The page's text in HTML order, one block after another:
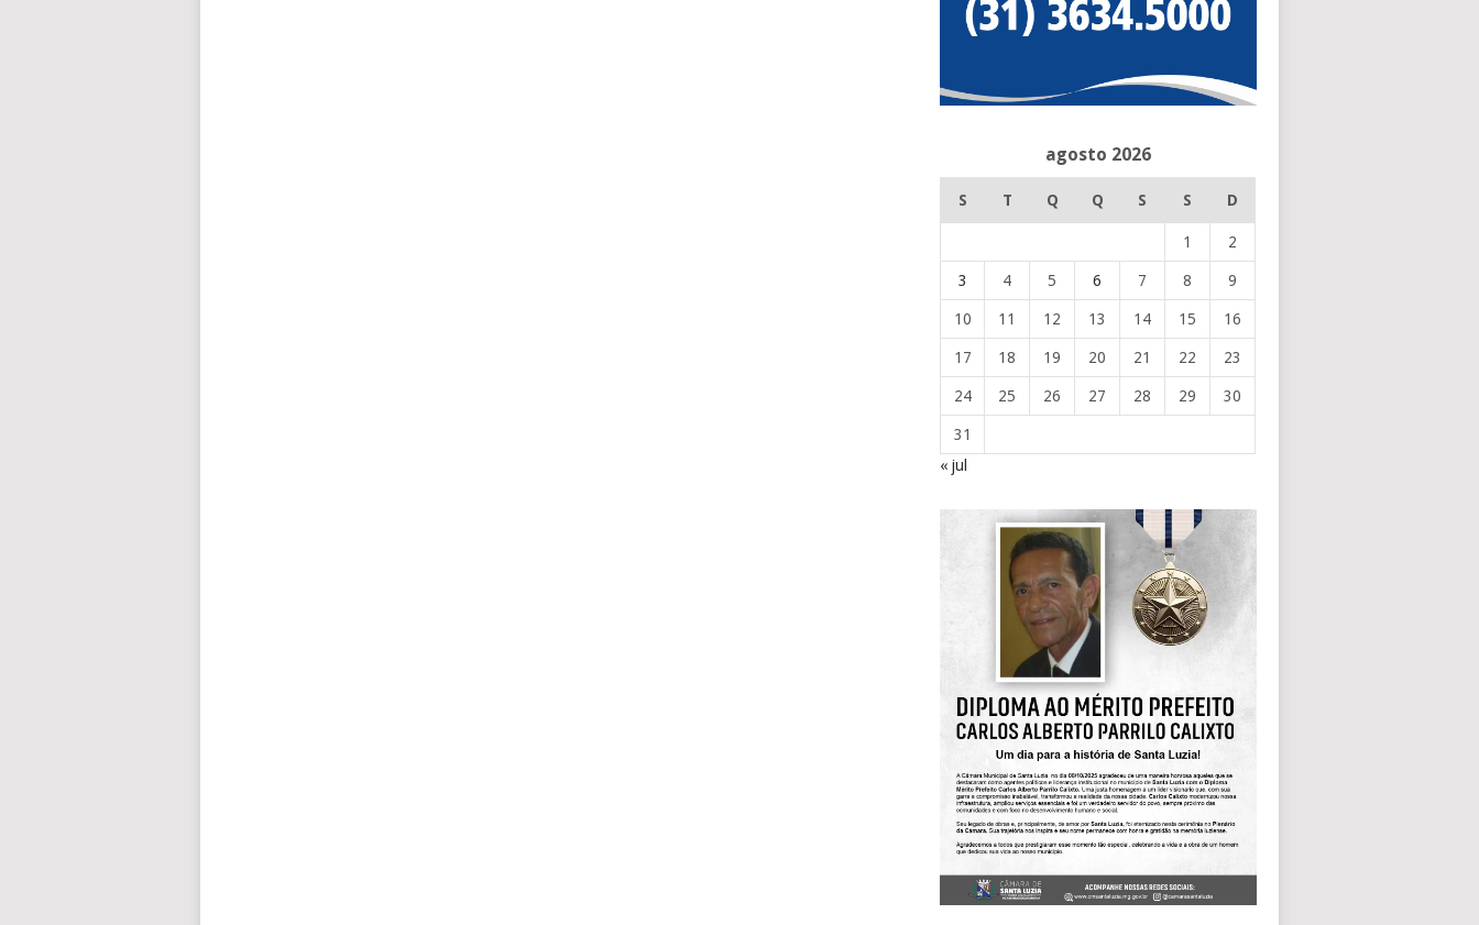
agosto 2026
S T Q Q S S D
1 2
3 4 5 6 7 8 9
10 11 12 13 14 15 16
17 18 19 20 21 22 23
24 25 26 27 28 29 30
31
« jul